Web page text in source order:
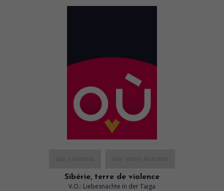
Sibérie, terre de violence
V.O.: Liebesnächte in der Taiga